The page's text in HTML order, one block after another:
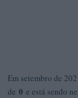
Em setembro de
de 0 e está sendo